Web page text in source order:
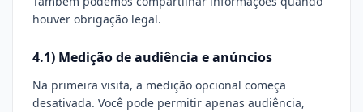
houver obrigação legal.
4.1) Medição de audiência e anúncios
Na primeira visita, a medição opcional começa
desativada. Você pode permitir apenas audiência,